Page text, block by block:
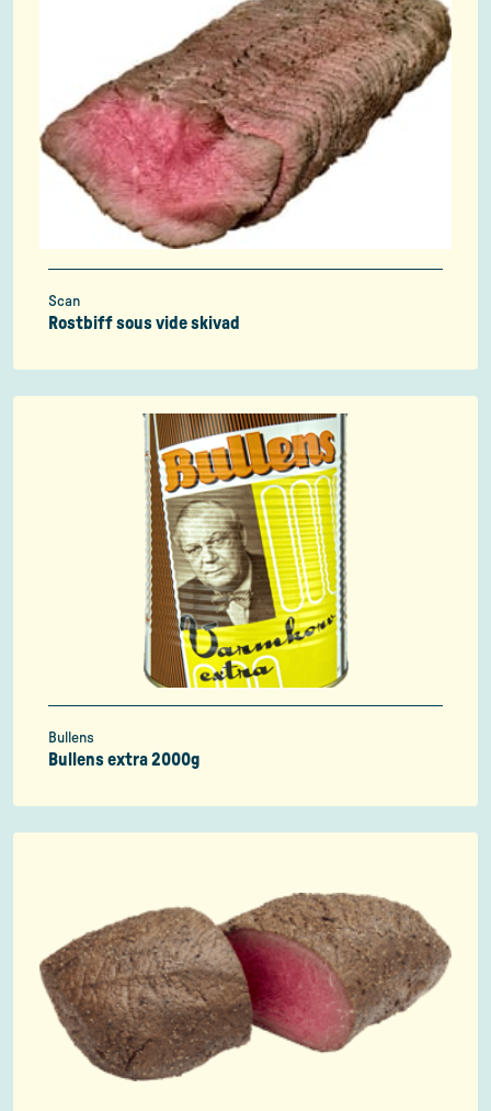
Scan
Rostbiff sous vide skivad
Bullens
Bullens extra 2000g